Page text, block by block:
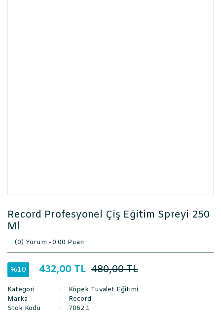
Record Profesyonel Çiş Eğitim Spreyi 250
Ml
(0) Yorum -0.00 Puan
%10 432,00 TL 480,00 TL
Kategori
Köpek Tuvalet Eğitimi
Marka
Record
Stok Kodu
7062.1